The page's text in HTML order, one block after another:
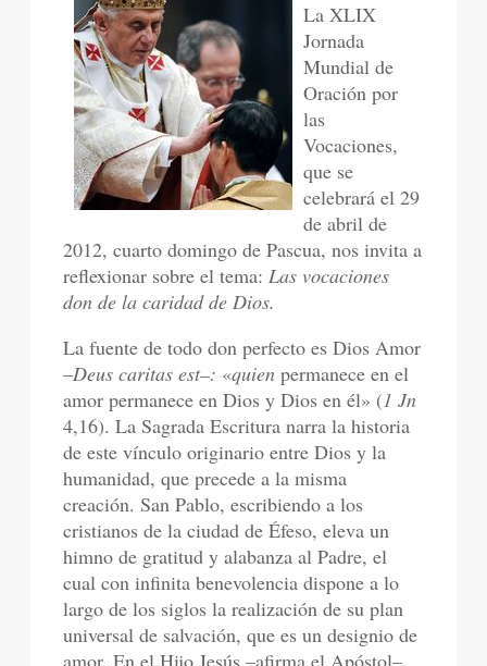
La XLIX
Jornada
Mundial de
Oración por
las
Vocaciones,
que se
celebrará el 29
de abril de
2012, cuarto domingo de Pascua, nos invita a
reflexionar sobre el tema:Las vocaciones
don de la caridad de Dios.
La fuente de todo don perfecto es Dios Amor
–Deus caritas est–: «quien permanece en el
amor permanece en Dios y Dios en él» (1 Jn
4,16). La Sagrada Escritura narra la historia
de este vínculo originario entre Dios y la
humanidad, que precede a la misma
creación. San Pablo, escribiendo a los
cristianos de la ciudad de Éfeso, eleva un
himno de gratitud y alabanza al Padre, el
cual con infinita benevolencia dispone a lo
largo de los siglos la realización de su plan
universal de salvación, que es un designio de
amor. En el Hijo Jesús –afirma el Apóstol–